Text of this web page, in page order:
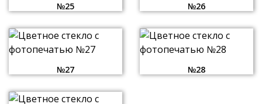
№25 №26
№27 №28